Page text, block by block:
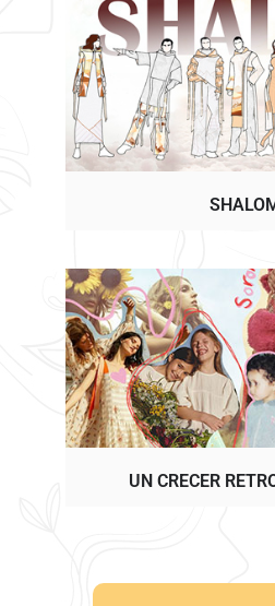
UN CRECER